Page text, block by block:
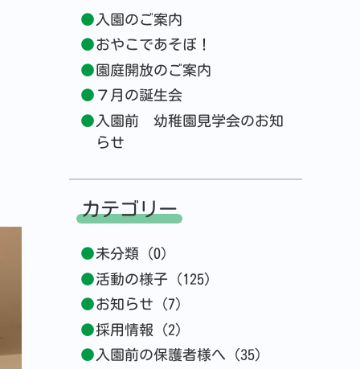
入園のご案内
おやこであそぼ！
園庭開放のご案内
７月の誕生会
入園前 幼稚園見学会のお知
らせ
カテゴリー
未分類 (0)
活動の様子 (125)
お知らせ (7)
採用情報 (2)
入園前の保護者様へ (35)